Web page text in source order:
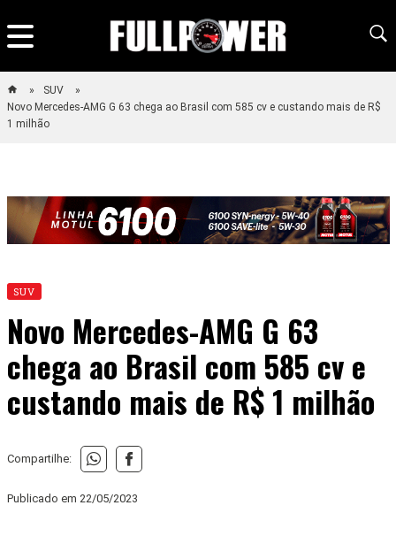
SUV
Novo Mercedes-AMG G 63 chega ao Brasil com 585 cv e custando mais de R$
1 milhão
SUV
Novo Mercedes-AMG G 63
chega ao Brasil com 585 cv e
custando mais de R$ 1 milhão
Compartilhe:
Publicado em 22/05/2023